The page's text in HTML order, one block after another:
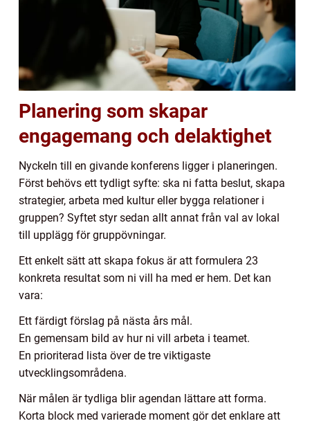
Planering som skapar
engagemang och delaktighet
Nyckeln till en givande konferens ligger i planeringen.
Först behövs ett tydligt syfte: ska ni fatta beslut, skapa
strategier, arbeta med kultur eller bygga relationer i
gruppen? Syftet styr sedan allt annat från val av lokal
till upplägg för gruppövningar.
Ett enkelt sätt att skapa fokus är att formulera 23
konkreta resultat som ni vill ha med er hem. Det kan
vara:
Ett färdigt förslag på nästa års mål.
En gemensam bild av hur ni vill arbeta i teamet.
En prioriterad lista över de tre viktigaste
utvecklingsområdena.
När målen är tydliga blir agendan lättare att forma.
Korta block med varierade moment gör det enklare att